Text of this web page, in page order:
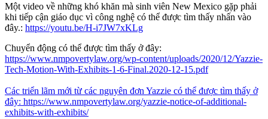
Một video về những khó khăn mà sinh viên New Mexico gặp phải
khi tiếp cận giáo dục vì công nghệ có thể được tìm thấy nhấn vào
đây.: https://youtu.be/H-i7JW7xKLg
Chuyển động có thể được tìm thấy ở đây:
https://www.nmpovertylaw.org/wp-content/uploads/2020/12/Yazzie-
Tech-Motion-With-Exhibits-1-6-Final.2020-12-15.pdf
Các triển lãm mới từ các nguyên đơn Yazzie có thể được tìm thấy ở
đây: https://www.nmpovertylaw.org/yazzie-notice-of-additional-
exhibits-with-exhibits/